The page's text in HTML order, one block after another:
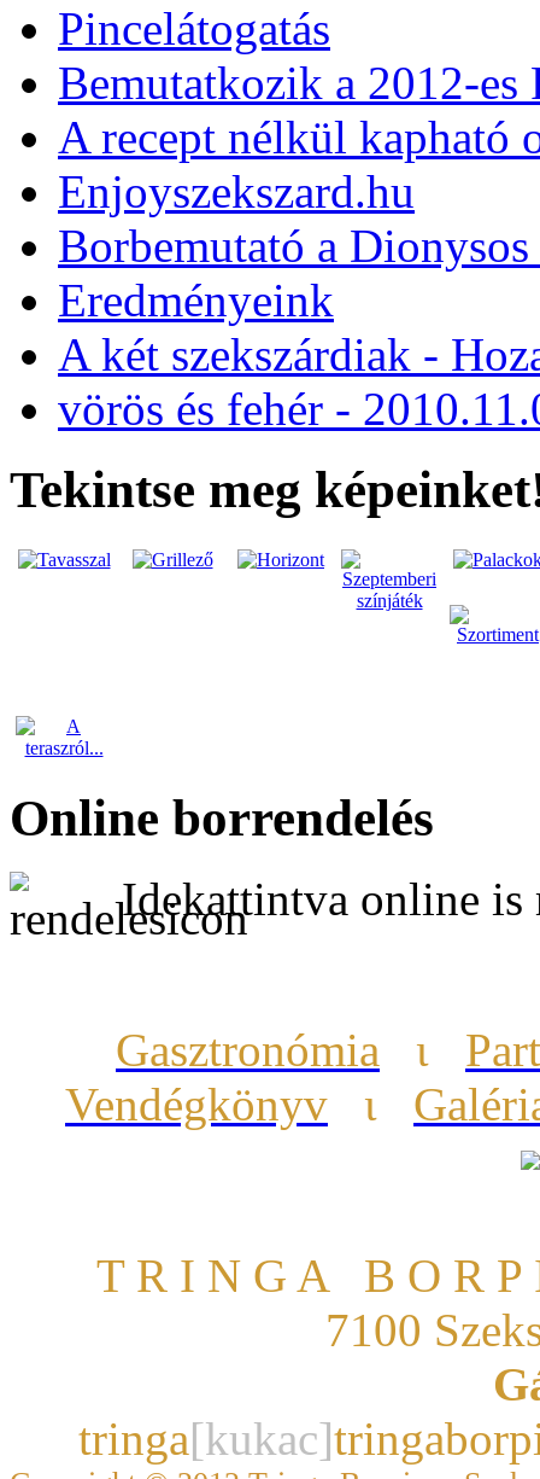
Pincelátogatás
Bemutatkozik a 2012-
A recept nélkül kapható
Enjoyszekszard.hu
Borbemutató a
Eredményeink
A két szekszárdiak -
vörös és fehér -
Tekintse meg
Online borrendelés
Idekattintva online is
Gasztronómia ι
Vendégkönyv
ι
T R I N G A B O R
7100
tringa[kukac]